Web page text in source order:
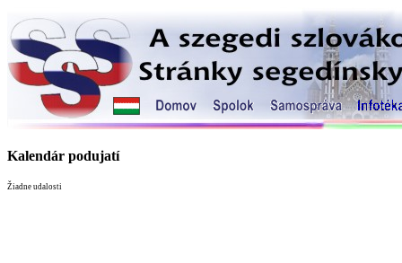
Kalendár podujatí
Žiadne udalosti